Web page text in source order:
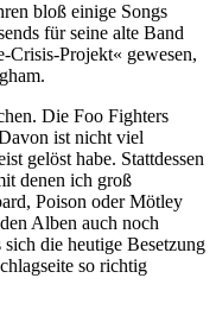
bloß einige Songs
für seine alte Band
Crisis-Projekt« gewesen,
Die Foo Fighters
ist nicht viel
gelöst habe. Stattdessen
denen ich groß
Poison oder Mötley
Alben auch noch
die heutige Besetzung
so richtig